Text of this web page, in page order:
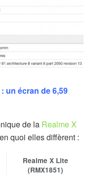
un écran de 6,59
de la Realme X
quoi elles diffèrent :
Realme X Lite
(RMX1851)